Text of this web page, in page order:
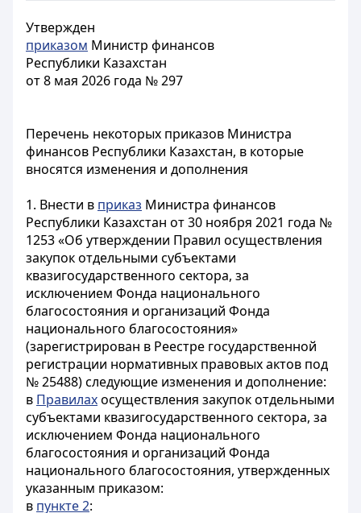
Утвержден
приказом Министр финансов
Республики Казахстан
от 8 мая 2026 года № 297
Перечень некоторых приказов Министра
финансов Республики Казахстан, в которые
вносятся изменения и дополнения
1. Внести в приказ Министра финансов
Республики Казахстан от 30 ноября 2021 года №
1253 «Об утверждении Правил осуществления
закупок отдельными субъектами
квазигосударственного сектора, за
исключением Фонда национального
благосостояния и организаций Фонда
национального благосостояния»
(зарегистрирован в Реестре государственной
регистрации нормативных правовых актов под
№ 25488) следующие изменения и дополнение:
в Правилахосуществления закупок отдельными
субъектами квазигосударственного сектора, за
исключением Фонда национального
благосостояния и организаций Фонда
национального благосостояния, утвержденных
указанным приказом:
в пункте 2: